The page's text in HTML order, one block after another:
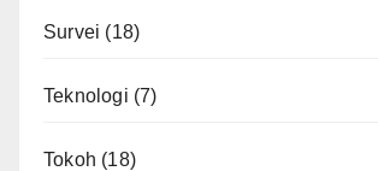
Survei (18)
Teknologi (7)
Tokoh (18)